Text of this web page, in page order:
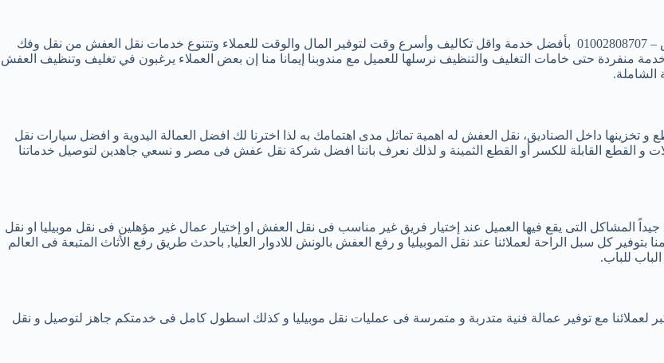
شركة المصرية لنقل الأثاث افضل شركات نقل الاثاث بمدينة بدر -ونش رفع عفش – 01002808707 بأفضل خدمة واقل تكاليف وأسرع وقت لتوفير المال والوقت للعملاء وتتنوع خدمات نقل العفش من نقل وفك
منفردة حتى خامات التغليف والتنظيف نرسلها للعميل مع مندوبنا إيمانا منا إن بعض العملاء يرغبون في تغليف وتنظيف العفش
داخل الصناديق، نقل العفش له اهمية تماثل مدى اهتمامك به لذا اخترنا لك افضل العمالة اليدوية و افضل سيارات نقل
و القطع القابلة للكسر أو القطع الثمينة و لذلك نعرف باننا افضل شركة نقل عفش فى مصر و نسعي جاهدين لتوصيل خدماتنا
المشاكل التى يقع فيها العميل عند إختيار فريق غير مناسب فى نقل العفش او إختيار عمال غير مؤهلين فى نقل موبيليا او نقل
كل سبل الراحة لعملائنا عند نقل الموبيليا و رفع العفش بالونش للادوار العليا, باحدث طريق رفع الأثاث المتبعة فى العالم
للباب.
لعملائنا مع توفير عمالة فنية متدربة و متمرسة فى عمليات نقل موبيليا و كذلك اسطول كامل فى خدمتكم جاهز لتوصيل و نقل